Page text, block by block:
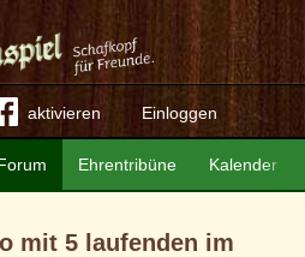
aktivieren Einloggen
Ehrentribüne Kalender
mit 5 laufenden im